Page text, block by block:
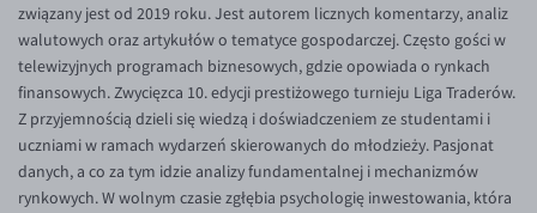
związany jest od 2019 roku. Jest autorem licznych komentarzy, analiz
walutowych oraz artykułów o tematyce gospodarczej. Często gości w
telewizyjnych programach biznesowych, gdzie opowiada o rynkach
finansowych. Zwycięzca 10. edycji prestiżowego turnieju Liga Traderów.
Z przyjemnością dzieli się wiedzą i doświadczeniem ze studentami i
uczniami w ramach wydarzeń skierowanych do młodzieży. Pasjonat
danych, a co za tym idzie analizy fundamentalnej i mechanizmów
rynkowych. W wolnym czasie zgłębia psychologię inwestowania, która